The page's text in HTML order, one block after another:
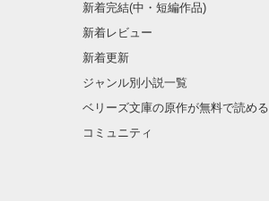
新着完結(中・短編作品)
新着レビュー
新着更新
ジャンル別小説一覧
ベリーズ文庫の原作が無料で読める
コミュニティ